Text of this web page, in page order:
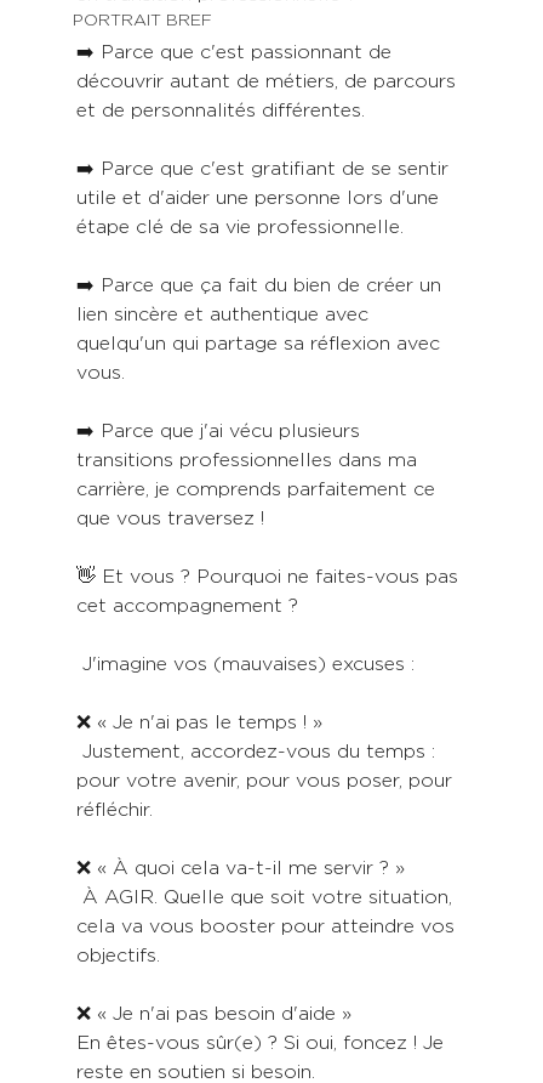
PORTRAIT BREF
➡️ Parce que c'est passionnant de
découvrir autant de métiers, de parcours
et de personnalités différentes.
➡️ Parce que c'est gratifiant de se sentir
utile et d'aider une personne lors d'une
étape clé de sa vie professionnelle.
➡️ Parce que ça fait du bien de créer un
lien sincère et authentique avec
quelqu'un qui partage sa réflexion avec
vous.
➡️ Parce que j'ai vécu plusieurs
transitions professionnelles dans ma
carrière, je comprends parfaitement ce
que vous traversez !
👋 Et vous ? Pourquoi ne faites-vous pas
cet accompagnement ?
J'imagine vos (mauvaises) excuses :
❌ « Je n'ai pas le temps ! »
Justement, accordez-vous du temps :
pour votre avenir, pour vous poser, pour
réfléchir.
❌ « À quoi cela va-t-il me servir ? »
À AGIR. Quelle que soit votre situation,
cela va vous booster pour atteindre vos
objectifs.
❌ « Je n'ai pas besoin d'aide »
En êtes-vous sûr(e) ? Si oui, foncez ! Je
reste en soutien si besoin.